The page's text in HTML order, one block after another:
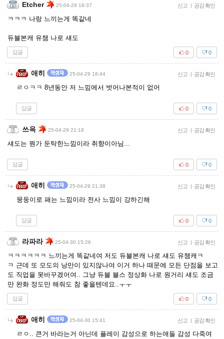
Etcher 25-04-29 18:37 신고 | 공감 확인
ㅋㅋㅋ 나랑 느끼는게 똑같네
듀블본캐 유챔 나로 섀도
답글 0
0
애히 25-04-29 18:44 신고 | 공감 확인
ㄹㅇㅋㅋ 8년동안 저 느낌에서 벗어나본적이 없어
답글 0
0
쓰윽 25-04-29 21:18 신고 | 공감 확인
섀도는 뭔가 둔탁한느낌이라 취향이아님...
답글 0
0
애히 25-04-29 21:38 신고 | 공감 확인
뭉둥이로 패는 느낌이라 전사 느낌이 강하긴해
답글 0
0
라파라 25-04-30 15:26 신고 | 공감 확인
ㅋㅋㅋㅋㅋㅋ 느끼는게 똑같네여 저도 듀블본캐 나로 섀도 유챔캐ㅋ
ㅋ 근데 또 모도의 낭만이 있지않나여 이거 하나 때문에 모든 단점을 보고
도 직업을 못바꾸겠어여.. 그냥 듀블 블스 정상화 나로 원거리 섀도 조금
만 완화 정도만 해줘도 참 좋을텐데요..ㅜㅜ
답글 0
0
애히 25-04-30 15:41 신고 | 공감 확인
ㄹㅇ.. 큰거 바라는거 아닌데 플레이 감성으로 하는애들 감성 다죽여